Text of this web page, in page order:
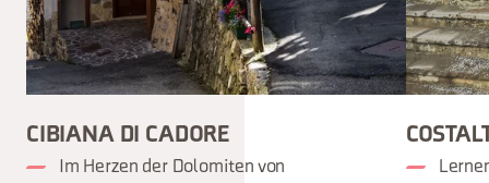
CIBIANA DI CADORE
Im Herzen der Dolomiten von